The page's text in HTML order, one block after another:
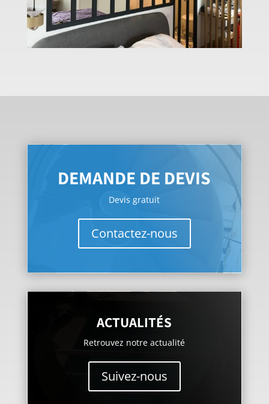
DEMANDE DE DEVIS
Devis gratuit
Contactez-nous
ACTUALITÉS
Retrouvez notre actualité
Suivez-nous